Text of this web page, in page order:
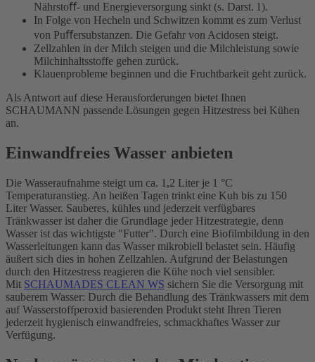
Nährstoﬀ- und Energieversorgung sinkt (s. Darst. 1).
In Folge von Hecheln und Schwitzen kommt es zum Verlust
von Puﬀersubstanzen. Die Gefahr von Acidosen steigt.
Zellzahlen in der Milch steigen und die Milchleistung sowie
Milchinhaltsstoffe gehen zurück.
Klauenprobleme beginnen und die Fruchtbarkeit geht zurück.
Als Antwort auf diese Herausforderungen bietet Ihnen
SCHAUMANN passende Lösungen gegen Hitzestress bei Kühen
an.
Einwandfreies Wasser anbieten
Die Wasseraufnahme steigt um ca. 1,2 Liter je 1 °C
Temperaturanstieg. An heißen Tagen trinkt eine Kuh bis zu 150
Liter Wasser. Sauberes, kühles und jederzeit verfügbares
Tränkwasser ist daher die Grundlage jeder Hitzestrategie, denn
Wasser ist das wichtigste "Futter". Durch eine Biofilmbildung in den
Wasserleitungen kann das Wasser mikrobiell belastet sein. Häufig
äußert sich dies in hohen Zellzahlen. Aufgrund der Belastungen
durch den Hitzestress reagieren die Kühe noch viel sensibler.
Mit SCHAUMADES CLEAN WS sichern Sie die Versorgung mit
sauberem Wasser: Durch die Behandlung des Tränkwassers mit dem
auf Wasserstoffperoxid basierenden Produkt steht Ihren Tieren
jederzeit hygienisch einwandfreies, schmackhaftes Wasser zur
Verfügung.